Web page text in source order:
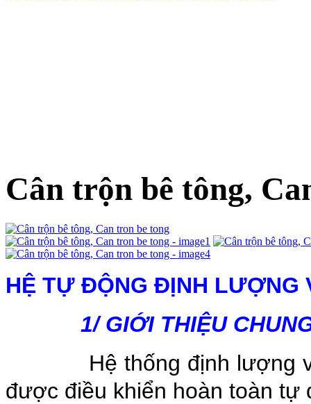
Cân trộn bê tông,
HỆ TỰ ĐỘNG ĐỊNH LƯỢNG
1/ GIỚI THIỆU
Hệ thống định lượng và
được điều khiển hoàn toàn tự